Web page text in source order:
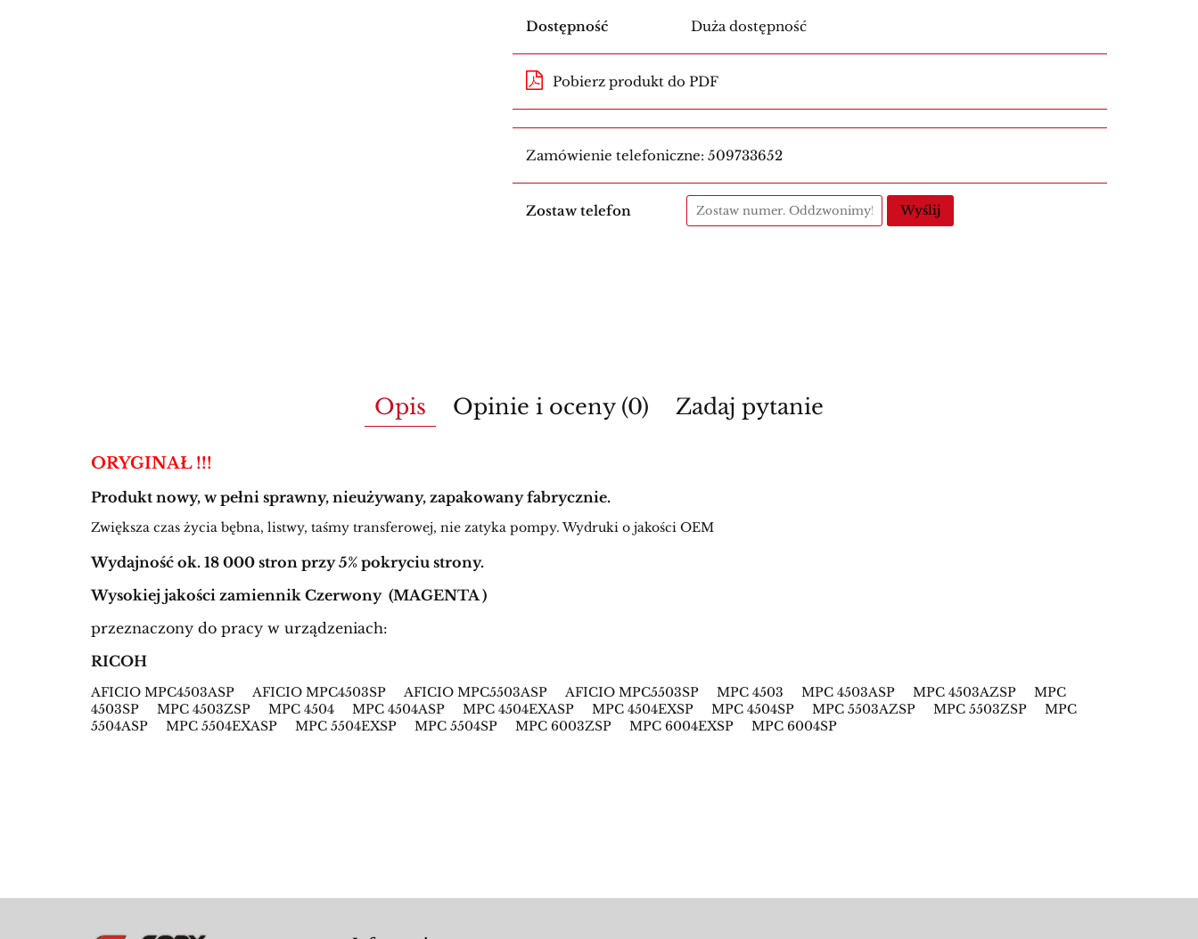
Dostępność Duża dostępność
Pobierz produkt do PDF
Zamówienie telefoniczne: 509733652
Zostaw telefon Wyślij
Opis Opinie i oceny (0) Zadaj pytanie
ORYGINAŁ !!!
Produkt nowy, w pełni sprawny, nieużywany, zapakowany fabrycznie.
Zwiększa czas życia bębna, listwy, taśmy transferowej, nie zatyka pompy. Wydruki o jakości OEM
Wydajność ok. 18 000 stron przy 5% pokryciu strony.
Wysokiej jakości zamiennik Czerwony (MAGENTA )
przeznaczony do pracy w urządzeniach:
RICOH
AFICIO MPC4503ASP AFICIO MPC4503SP AFICIO MPC5503ASP AFICIO MPC5503SP MPC 4503 MPC 4503ASP MPC 4503AZSP MPC
4503SP MPC 4503ZSP MPC 4504 MPC 4504ASP MPC 4504EXASP MPC 4504EXSP MPC 4504SP MPC 5503AZSP MPC 5503ZSP MPC
5504ASP MPC 5504EXASP MPC 5504EXSP MPC 5504SP MPC 6003ZSP MPC 6004EXSP MPC 6004SP